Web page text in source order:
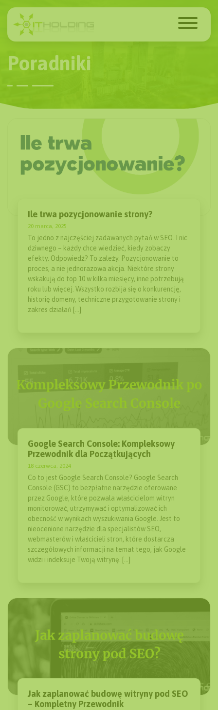
Poradniki
Ile trwa pozycjonowanie strony?
20 marca, 2025
To jedno z najczęściej zadawanych pytań w SEO. I nic
dziwnego – każdy chce wiedzieć, kiedy zobaczy
efekty. Odpowiedź? To zależy. Pozycjonowanie to
proces, a nie jednorazowa akcja. Niektóre strony
wskakują do top 10 w kilka miesięcy, inne potrzebują
roku lub więcej. Wszystko rozbija się o konkurencję,
historię domeny, techniczne przygotowanie strony i
zakres działań […]
Google Search Console: Kompleksowy
Przewodnik dla Początkujących
18 czerwca, 2024
Co to jest Google Search Console? Google Search
Console (GSC) to bezpłatne narzędzie oferowane
przez Google, które pozwala właścicielom witryn
monitorować, utrzymywać i optymalizować ich
obecność w wynikach wyszukiwania Google. Jest to
nieocenione narzędzie dla specjalistów SEO,
webmasterów i właścicieli stron, które dostarcza
szczegółowych informacji na temat tego, jak Google
widzi i indeksuje Twoją witrynę. […]
Jak zaplanować budowę witryny pod SEO
– Kompletny Przewodnik